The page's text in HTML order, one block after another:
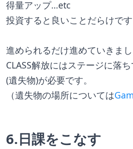
得量アップ…etc
投資すると良いことだらけです
進められるだけ進めていきまし
CLASS解放にはステージに落
(遺失物)が必要です。
（遺失物の場所については
6.日課をこなす